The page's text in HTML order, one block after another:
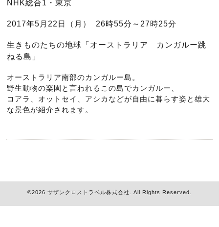
NHK総合1 ・東京
2017年5 月 22 日（月） 26時55分～ 27時25分
生きものたちの地球「オーストラリア カンガルー跳
ねる島」
オーストラリア南部のカンガルー島。
野生動物の楽園と言われるこの島でカンガルー、
コアラ、オットセイ、アシカなどが自由に暮らす姿と雄大
な景色が紹介されます。
©2026 サザンクロストラベル株式会社 . All Rights Reserved.